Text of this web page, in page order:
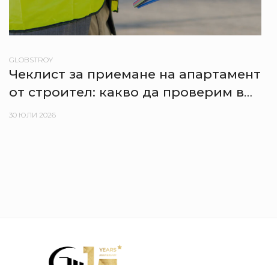
GLOBSTROY
Чеклист за приемане на апартамент
от строител: какво да проверим в
деня на предаване
30 ЮЛИ 2026